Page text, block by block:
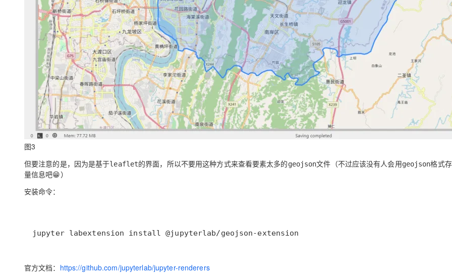
图3
但要注意的是，因为是基于leaflet的界面，所以不要用这种方式来查看要素太多的geojson文件（不过应该没有人会用geojson格式
量信息吧😁）
安装命令：
jupyter labextension install @jupyterlab/geojson-extension
官方文档： https://github.com/jupyterlab/jupyter-renderers